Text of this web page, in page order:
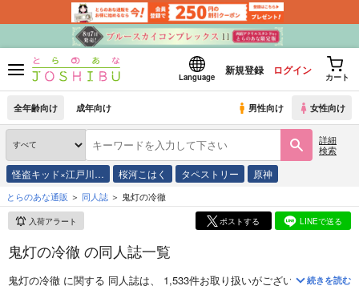
Language
新規登録 ログイン
カート
全年齢向け 成年向け 男性向け 女性向け
詳細
検索
怪盗キッド×江戸川… 桜河こはく タペストリー 原神
とらのあな通販 同人誌 鬼灯の冷徹
入荷アラート ポストする LINEで送る
鬼灯の冷徹 の同人誌一覧
鬼灯の冷徹 に関する 同人誌は、 1,533件お取り扱いがございます。「マ
続きを読む